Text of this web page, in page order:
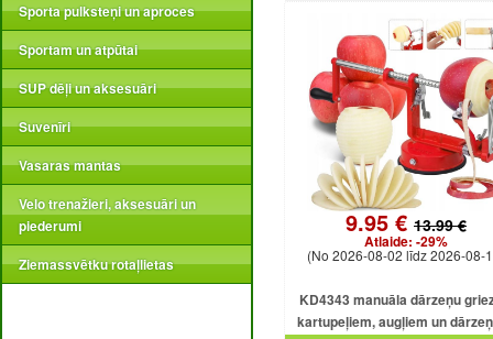
Sporta pulksteņi un aproces
Sportam un atpūtai
SUP dēļi un aksesuāri
Suvenīri
Vasaras mantas
Velo trenažieri, aksesuāri un
piederumi
Ziemassvētku rotaļlietas
9.95 € 13.99 €
Atlaide: -29%
(No 2026-08-02 līdz 2026-08-
KD4343 manuāla dārzeņu
kartupeļiem, augļiem un